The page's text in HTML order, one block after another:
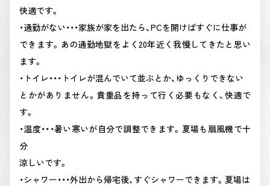
快適です。
・通勤がない・・・家族が家を出たら、PCを開けばすぐに仕事が
できます。あの通勤地獄をよく20年近く我慢してきたと思い
ます。
・トイレ・・・トイレが混んでいて並ぶとか、ゆっくりできない
とかがありません。貴重品を持って行く必要もなく、快適で
す。
・温度・・・暑い寒いが自分で調整できます。夏場も扇風機で十
分
涼しいです。
・シャワー・・・外出から帰宅後、すぐシャワーできます。夏場は